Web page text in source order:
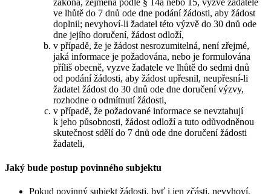
zákona, zejména podle § 14a nebo 15, vyzve žadatele
ve lhůtě do 7 dnů ode dne podání žádosti, aby žádost
doplnil; nevyhoví-li žadatel této výzvě do 30 dnů ode
dne jejího doručení, žádost odloží,
v případě, že je žádost nesrozumitelná, není zřejmé,
jaká informace je požadována, nebo je formulována
příliš obecně, vyzve žadatele ve lhůtě do sedmi dnů
od podání žádosti, aby žádost upřesnil, neupřesní-li
žadatel žádost do 30 dnů ode dne doručení výzvy,
rozhodne o odmítnutí žádosti,
v případě, že požadované informace se nevztahují
k jeho působnosti, žádost odloží a tuto odůvodněnou
skutečnost sdělí do 7 dnů ode dne doručení žádosti
žadateli,
Jaký bude postup povinného subjektu
Pokud povinný subjekt žádosti, byť i jen zčásti, nevyhoví,